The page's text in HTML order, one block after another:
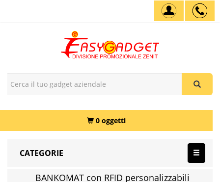
0 oggetti
CATEGORIE
BANKOMAT con RFID personalizzabili